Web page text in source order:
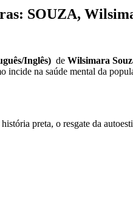
SOUZA,
Inglês) de Wilsimara
incide na saúde mental da
preta, o resgate da